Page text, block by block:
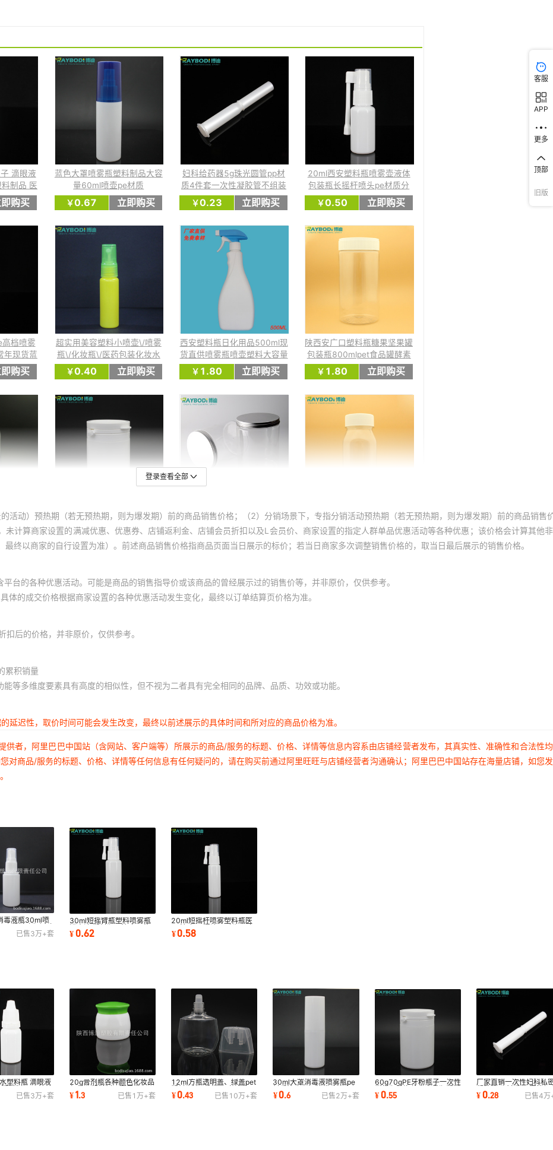
登录查看全部
活动）预热期（若无预热期，则为爆发期）前的商品销售价格；（2）分销场景下，专指分销活动预热期（若无预热期，则为爆发期）前的商品销售
计算商家设置的满减优惠、优惠券、店铺返利金、店铺会员折扣以及L会员价、商家设置的指定人群单品优惠活动等各种优惠；该价格会计算其他
终以商家的自行设置为准）。前述商品销售价格指商品页面当日展示的标价；若当日商家多次调整销售价格的，取当日最后展示的销售价格。
台的各种优惠活动。可能是商品的销售指导价或该商品的曾经展示过的销售价等，并非原价，仅供参考。
的成交价格根据商家设置的各种优惠活动发生变化，最终以订单结算页价格为准。
后的价格，并非原价，仅供参考。
累积销量
等多维度要素具有高度的相似性，但不视为二者具有完全相同的品牌、品质、功效或功能。
延迟性，取价时间可能会发生改变，最终以前述展示的具体时间和所对应的商品价格为准。
者，阿里巴巴中国站（含网站、客户端等）所展示的商品/服务的标题、价格、详情等信息内容系由店铺经营者发布，其真实性、准确性和合法性
对商品/服务的标题、价格、详情等任何信息有任何疑问的，请在购买前通过阿里旺旺与店铺经营者沟通确认；阿里巴巴中国站存在海量店铺，如您
毒液瓶30ml喷
子塑料喷瓶侧喷
已售3万+套
30ml短摇臂瓶塑料喷雾瓶
消毒液 塑料瓶子注吹工艺
丝网印刷
¥0.62
20ml短摇杆喷雾塑料瓶医
用 注吹 不漏液pe喷瓶厂家
直销丝网印刷白
¥0.58
塑料瓶 滴眼液
料制品PE滴济
已售3万+套
20g膏剂瓶各种颜色化妆品
包装瓶塑料制品膏霜瓶
¥1.3 已售 1万+套
12ml方瓶透明盖、绿盖pet
塑料瓶滴眼剂瓶眼药水瓶
¥0.43 已售 10万+套
30ml大罩消毒液喷雾瓶pe
材质注吹瓶无垫片喷头方便
携带丝网印刷
¥0.6 已售2万+套
60g70gPE牙粉瓶子一次性
撕拉瓶防盗盖大容量瓶塑料
白瓶
¥0.55
厂家直销一次性妇科私
凝胶管pp材质5g圆管妇
推注器
¥0.28 已售4万
客服
APP
更多
顶部
旧版